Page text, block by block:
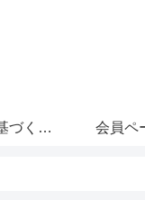
特定商取引法に基づく表記 会員ペ